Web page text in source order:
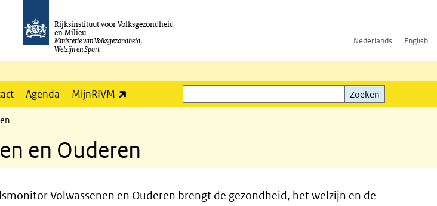
Rijksinstituut voor Volksgezondheid
en Milieu
Ministerie van Volksgezondheid,
Welzijn en Sport
Nederlands English
Agenda MijnRIVM
Zoeken
Zoeken
en Ouderen
Volwassenen en Ouderen brengt de gezondheid, het welzijn en de